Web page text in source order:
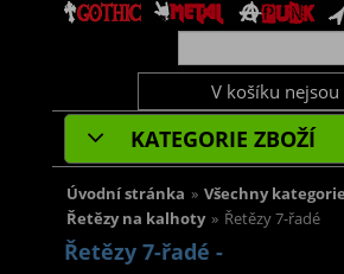
V košíku
KATEGORIE ZBOŽÍ
Úvodní stránka » Všechny kategorie
Řetězy na kalhoty » Řetězy 7-řadé
Řetězy 7-řadé -